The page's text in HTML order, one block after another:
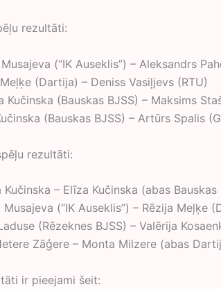
rezultāti:
(“IK Auseklis”) – Aleksandrs
(Dartija) – Deniss Vasiļjevs (RTU)
Kučinska (Bauskas BJSS) – Maksims
(Bauskas BJSS) – Artūrs Spalis
rezultāti:
Kučinska – Elīza Kučinska (abas Bauskas
(“IK Auseklis”) – Rēzija Meļķe
(Rēzeknes BJSS) – Valērija
Zāģere – Monta Milzere (abas
ir pieejami šeit: